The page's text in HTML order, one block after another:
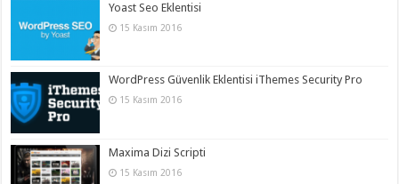
Yoast Seo Eklentisi
15 Kasım 2016
WordPress Güvenlik Eklentisi iThemes Security Pro
15 Kasım 2016
Maxima Dizi Scripti
15 Kasım 2016